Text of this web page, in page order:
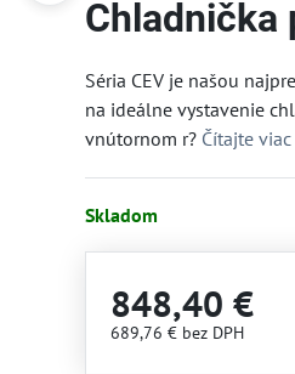
Chladnička
Séria CEV je našou
na ideálne vystavenie
vnútornom r? Čítajte viac
Skladom
848,40 €
689,76 € bez DPH